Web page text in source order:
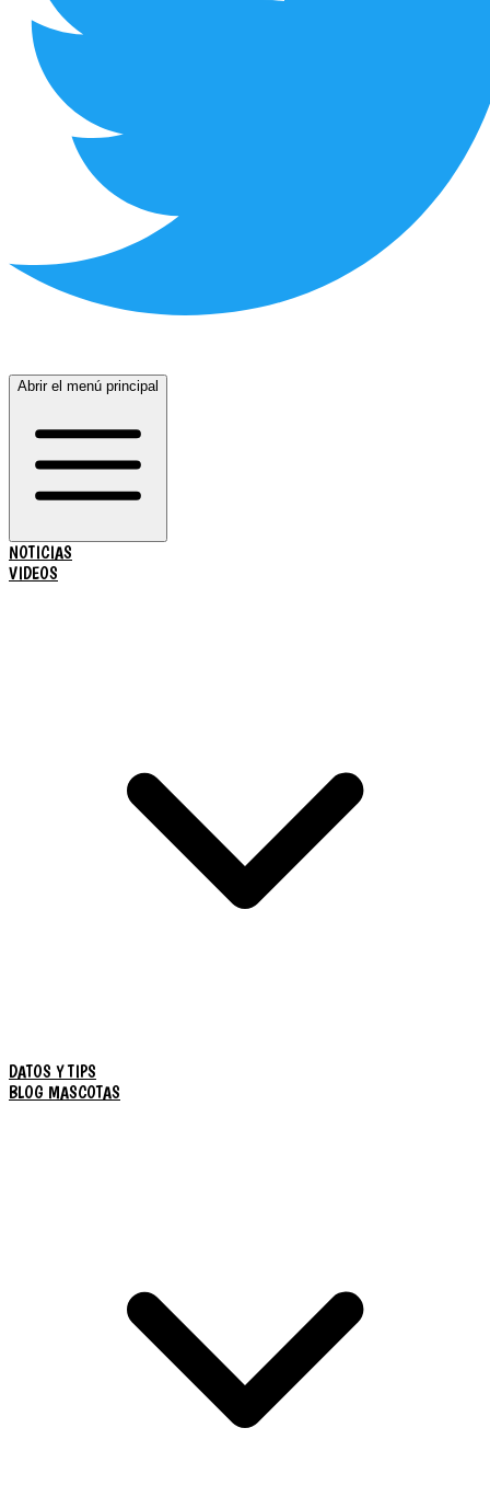
Abrir el menú principal
NOTICIAS
VIDEOS
DATOS Y TIPS
BLOG MASCOTAS